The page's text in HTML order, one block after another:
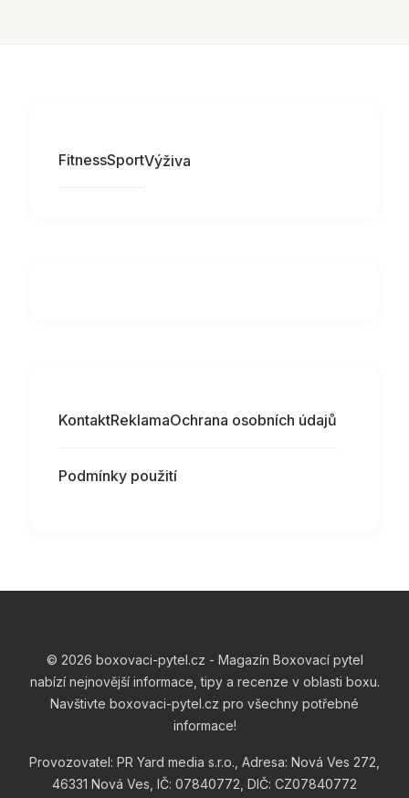
FitnessSportVýživa
KontaktReklamaOchrana osobních údajů
Podmínky použití
© 2026 boxovaci-pytel.cz - Magazín Boxovací pytel
nabízí nejnovější informace, tipy a recenze v oblasti boxu.
Navštivte boxovaci-pytel.cz pro všechny potřebné
informace!
Provozovatel: PR Yard media s.r.o., Adresa: Nová Ves 272,
46331 Nová Ves, IČ: 07840772, DIČ: CZ07840772